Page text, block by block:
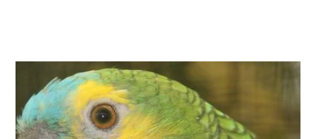
Entscheidungen ihn ins Verderben führen.
Ein fesselndes Freilichttheater vor der
einzigartigen Kulisse des Ballenbergs.